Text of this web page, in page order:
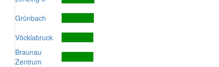
Grünbach
Vöcklabruck
Braunau
Zentrum